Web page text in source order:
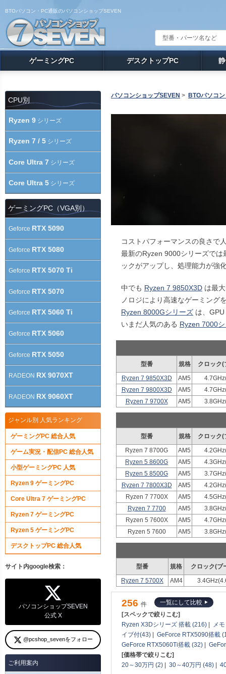
BTOパソコン・PC通販のパソコンショップSEVEN
ゲーミングPC デスクトップPC
パソコンショップSEVEN > BTOパソコ
コストパフォーマンスの良さで
最新のRyzen 9000シリーズで
ックがアップし、処理能力が強
中でも Ryzen 7 9850X3D は最
ノロジにより高速なゲーミング
Ryzen 8000Gシリーズ は、
いまだ人気のある Ryzen 7000
型番 規格
クロック(
Ryzen 7 9850X3D
AM5
Ryzen 7 9800X3D
AM5
Ryzen 7 9700X
AM5
型番 規格
クロック(
Ryzen 7 8700G
AM5
Ryzen 5 8600G
AM5
Ryzen 5 8500G
AM5
Ryzen 7 7800X3D
AM5
Ryzen 7 7700X
AM5
Ryzen 7 7700
AM5
Ryzen 5 7600X
AM5
Ryzen 5 7600
AM5
型番 規格
クロック(ブ
Ryzen 7 5700X
AM4
256 件
一覧にして比較
[スペックで絞りこむ]
Ryzen X3Dシリーズ 搭載 (216) |
メ
イブ付(43) | GeForce RTX5090搭載
GeForce RTX5060Ti搭載 (32) |
[価格帯で絞りこむ]
20～30万円 (2) | 30～40万円 (48) |
CPU別
Ryzen 9 シリーズ
Ryzen 7 / 5 シリーズ
Core Ultra 7 シリーズ
Core Ultra 5 シリーズ
ゲーミングPC（VGA別）
Geforce RTX 5090
Geforce RTX 5080
Geforce RTX 5070 Ti
Geforce RTX 5070
Geforce RTX 5060 Ti
Geforce RTX 5060
Geforce RTX 5050
RADEON RX 9070XT
RADEON RX 9060XT
ジャンル別 人気ランキング
ゲーミングPC 総合人気
ゲーム実況・配信PC 総合人気
小型ゲーミングPC 人気
Ryzen 9 ゲーミングPC
Core Ultra 7 ゲーミングPC
Ryzen 7 ゲーミングPC
Ryzen 5 ゲーミングPC
デスクトップPC 総合人気
サイト内google検索：
パソコンショップSEVEN
公式 X
@pcshop_sevenをフォロー
ご利用案内